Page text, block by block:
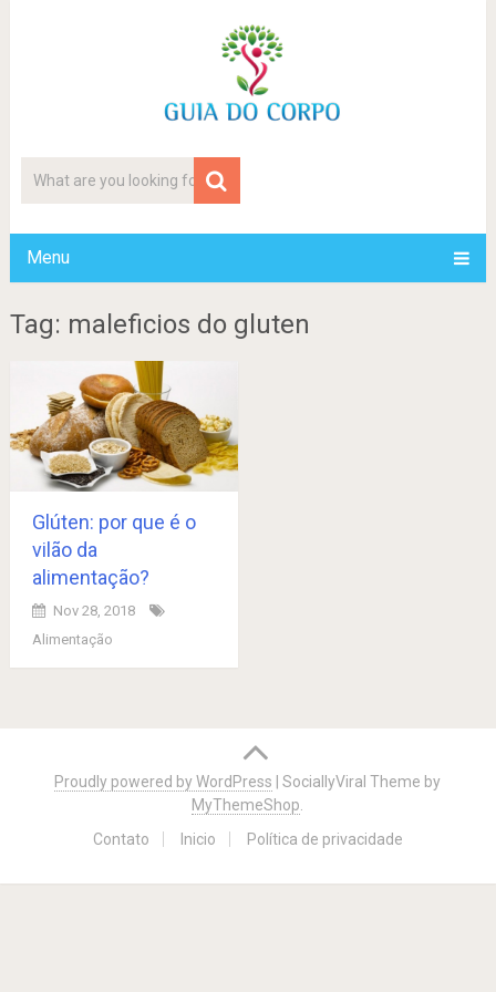
Menu
Tag: maleficios do gluten
Glúten: por que é o
vilão da
alimentação?
Nov 28, 2018
Alimentação
navigation
Proudly powered by WordPress |SociallyViral Theme by
MyThemeShop
Contato
Inicio Política de privacidade